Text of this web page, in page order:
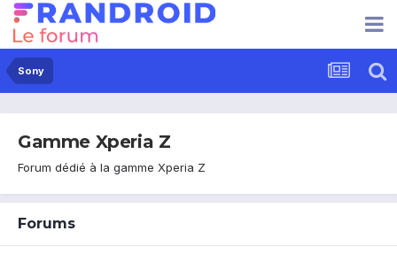
Sony
Gamme Xperia Z
Forum dédié à la gamme Xperia Z
Forums